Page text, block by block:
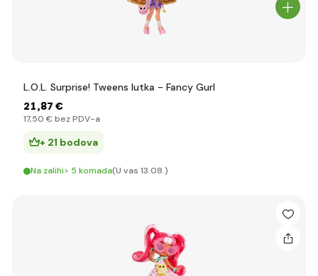
L.O.L. Surprise! Tweens lutka - Fancy Gurl
21,87 €
17,50 € bez PDV-a
+ 21 bodova
Na zalihi> 5 komada(U vas 13.08.)